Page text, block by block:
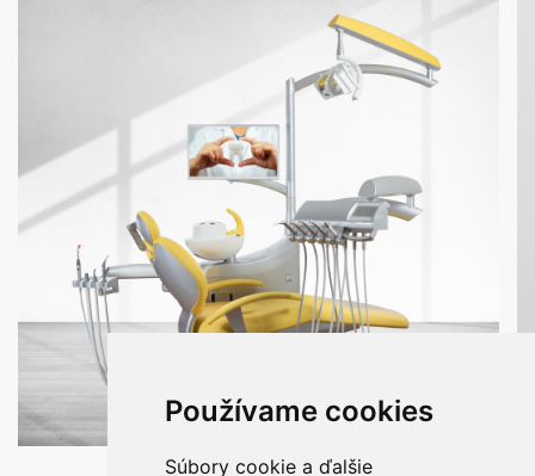
Používame cookies
Súbory cookie a ďalšie